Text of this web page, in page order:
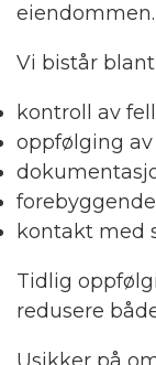
eiendommen.
Vi bistår
kontroll av
oppfølging
kontakt med
Tidlig
redusere